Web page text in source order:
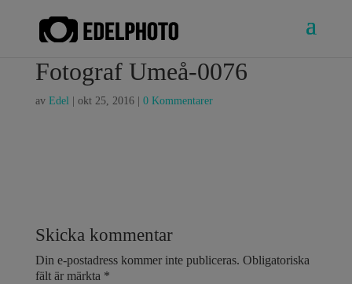
Fotograf Umeå-0076
av Edel| okt 25, 2016| 0 Kommentarer
Skicka kommentar
Din e-postadress kommer inte publiceras. Obligatoriska
fält är märkta *